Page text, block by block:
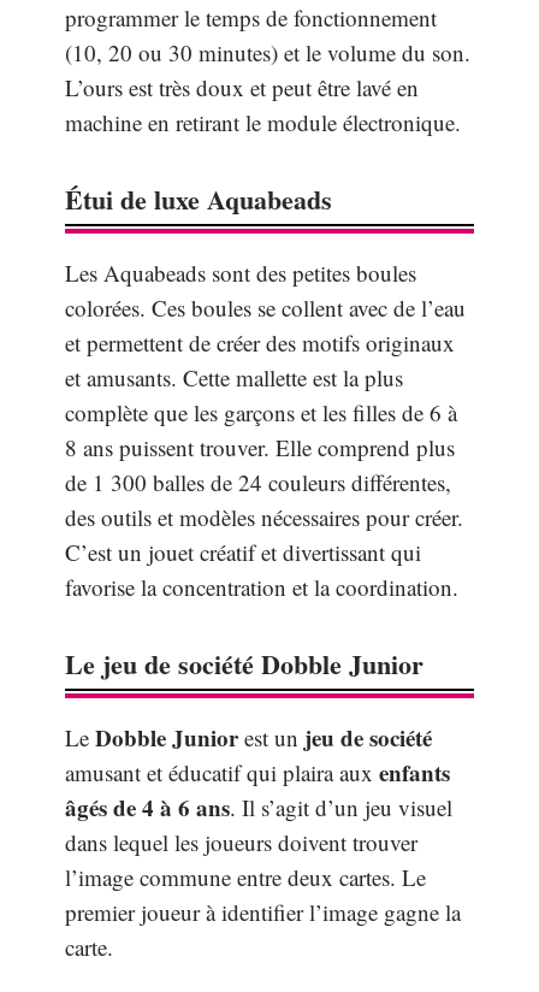
programmer le temps de fonctionnement
(10, 20 ou 30 minutes) et le volume du son.
L’ours est très doux et peut être lavé en
machine en retirant le module électronique.
Étui de luxe Aquabeads
Les Aquabeads sont des petites boules
colorées. Ces boules se collent avec de l’eau
et permettent de créer des motifs originaux
et amusants. Cette mallette est la plus
complète que les garçons et les filles de 6 à
8 ans puissent trouver. Elle comprend plus
de 1 300 balles de 24 couleurs différentes,
des outils et modèles nécessaires pour créer.
C’est un jouet créatif et divertissant qui
favorise la concentration et la coordination.
Le jeu de société Dobble Junior
Le Dobble Juniorest un jeu de société
amusant et éducatif qui plaira aux enfants
âgés de 4 à 6 ans. Il s’agit d’un jeu visuel
dans lequel les joueurs doivent trouver
l’image commune entre deux cartes. Le
premier joueur à identifier l’image gagne la
carte.